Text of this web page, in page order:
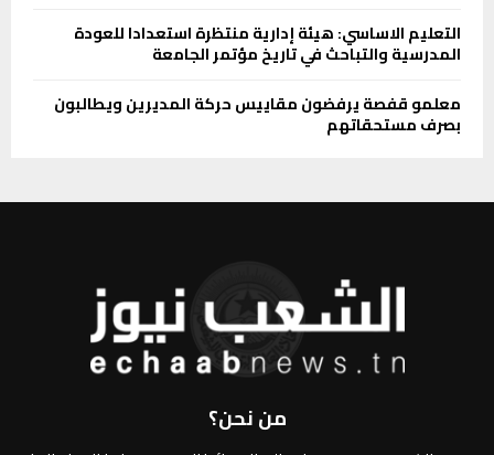
التعليم الاساسي: هيئة إدارية منتظرة استعدادا للعودة
المدرسية والتباحث في تاريخ مؤتمر الجامعة
معلمو قفصة يرفضون مقاييس حركة المديرين ويطالبون
بصرف مستحقاتهم
من نحن؟